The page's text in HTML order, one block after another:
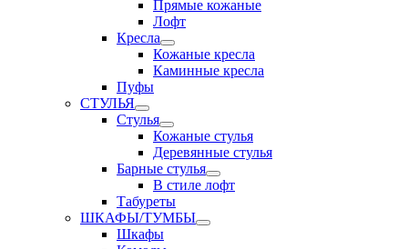
Прямые кожаные
Лофт
Кресла
Кожаные кресла
Каминные кресла
Пуфы
СТУЛЬЯ
Стулья
Кожаные стулья
Деревянные стулья
Барные стулья
В стиле лофт
Табуреты
ШКАФЫ/ТУМБЫ
Шкафы